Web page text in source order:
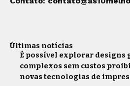
Últimas notícias
É possível explorar designs
complexos sem custos
novas tecnologias de